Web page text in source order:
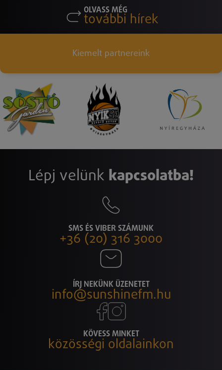
OLVASS MÉG
további hírek
Kiemelt partnereink
Lépj velünk kapcsolatba!
SMS ÉS VIBER SZÁMUNK
+36 (20) 316 3000
ÍRJ NEKÜNK ÜZENETET
info@sunshinefm.hu
KÖVESS MINKET
közösségi oldalainkon